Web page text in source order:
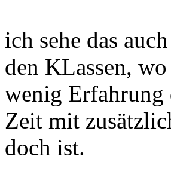
ich sehe das
den KLassen,
wenig Erfahrung
Zeit mit
doch ist.